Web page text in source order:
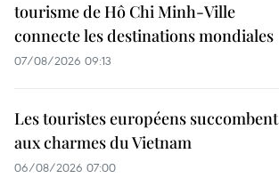
tourisme de Hô Chi Minh-Ville
connecte les destinations mondiales
07/08/2026 09:13
Les touristes européens succombent
aux charmes du Vietnam
06/08/2026 07:00